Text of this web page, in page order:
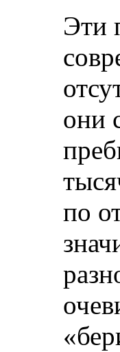
Эти
они
по